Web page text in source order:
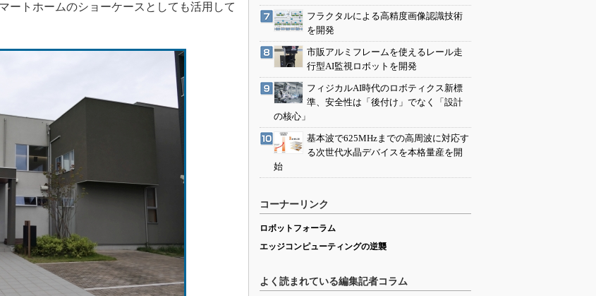
知財マネジメント
グローバル設計・開発
新型コロナへの対応
ートホームのショーケースとしても活用して
フラクタルによる高精度画像認識技術
を開発
市販アルミフレームを使えるレール走
行型AI監視ロボットを開発
フィジカルAI時代のロボティクス新標
準、安全性は「後付け」でなく「設計
の核心」
基本波で625MHzまでの高周波に対応す
る次世代水晶デバイスを本格量産を開
始
コーナーリンク
ロボットフォーラム
エッジコンピューティングの逆襲
よく読まれている編集記者コラム